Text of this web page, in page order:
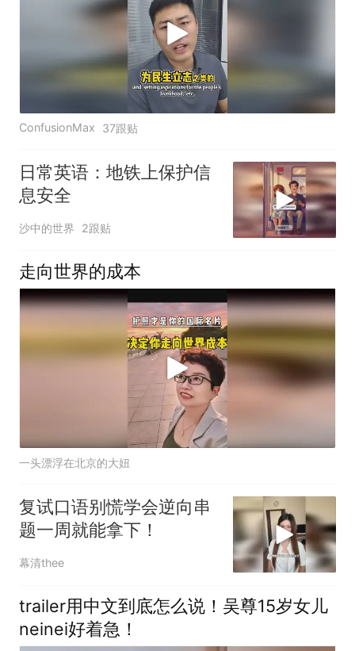
ConfusionMax 37跟贴
日常英语：地铁上保护信
息安全
沙中的世界 2跟贴
走向世界的成本
一头漂浮在北京的大妞
复试口语别慌学会逆向串
题一周就能拿下！
幕清thee
trailer用中文到底怎么说！吴尊15岁女儿
neinei好着急！